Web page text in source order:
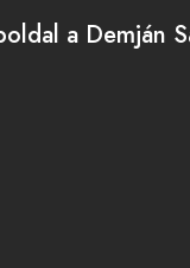
a Demján